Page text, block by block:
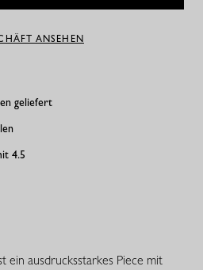
ANSEHEN
geliefert
4.5
ein ausdrucksstarkes Piece mit